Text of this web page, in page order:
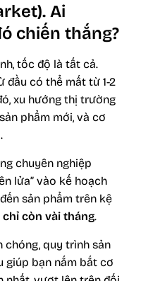
Ai
chiến thắng?
tốc độ là tất cả.
đầu có thể mất từ 1-2
xu hướng thị trường
phẩm mới, và cơ
chuyên nghiệp
lửa” vào kế hoạch
sản phẩm trên kệ
chỉ còn vài tháng.
chóng, quy trình sản
giúp bạn nắm bắt cơ